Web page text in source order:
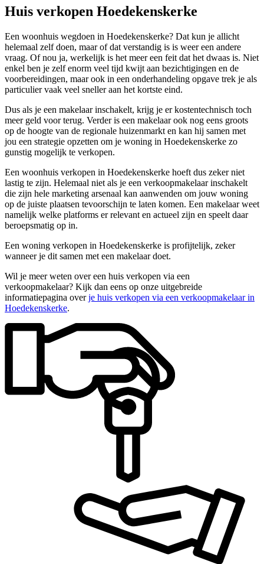
Huis verkopen Hoedekenskerke
Een woonhuis wegdoen in Hoedekenskerke? Dat kun je allicht
helemaal zelf doen, maar of dat verstandig is is weer een andere
vraag. Of nou ja, werkelijk is het meer een feit dat het dwaas is. Niet
enkel ben je zelf enorm veel tijd kwijt aan bezichtigingen en de
voorbereidingen, maar ook in een onderhandeling opgave trek je als
particulier vaak veel sneller aan het kortste eind.
Dus als je een makelaar inschakelt, krijg je er kostentechnisch toch
meer geld voor terug. Verder is een makelaar ook nog eens groots
op de hoogte van de regionale huizenmarkt en kan hij samen met
jou een strategie opzetten om je woning in Hoedekenskerke zo
gunstig mogelijk te verkopen.
Een woonhuis verkopen in Hoedekenskerke hoeft dus zeker niet
lastig te zijn. Helemaal niet als je een verkoopmakelaar inschakelt
die zijn hele marketing arsenaal kan aanwenden om jouw woning
op de juiste plaatsen tevoorschijn te laten komen. Een makelaar weet
namelijk welke platforms er relevant en actueel zijn en speelt daar
beroepsmatig op in.
Een woning verkopen in Hoedekenskerke is profijtelijk, zeker
wanneer je dit samen met een makelaar doet.
Wil je meer weten over een huis verkopen via een
verkoopmakelaar? Kijk dan eens op onze uitgebreide
informatiepagina overje huis verkopen via een verkoopmakelaar in
Hoedekenskerke.